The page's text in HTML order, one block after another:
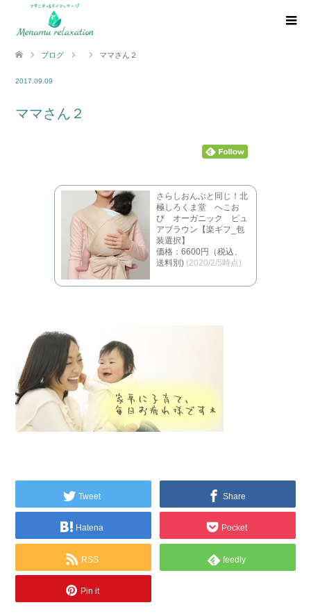
ブログ ママさん２
2017.09.09
ママさん２
さらしおんぶと同じ！北
極しろくま堂 へこお
び オーガニック ピュ
アブラウン【楽ギフ_包
装選択】
価格：6600円（税込、
送料別) (2020/2/5時点)
Tweet Share
Hatena Pocket
RSS feedly
Pin it